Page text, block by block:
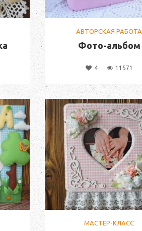
АВТОРСКАЯ РАБОТА
Фото-альбом
4 11571
МАСТЕР-КЛАСС